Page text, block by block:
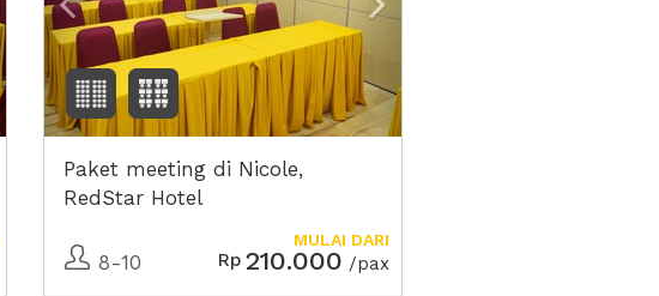
Paket meeting di Nicole,
RedStar Hotel
8-10 Rp 210.000 /pax
MULAI DARI